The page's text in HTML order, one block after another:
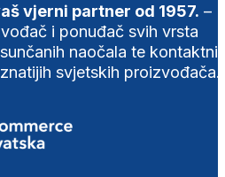
vjerni partner od 1957. –
i ponuđač svih vrsta
naočala te
svjetskih proizvođača.